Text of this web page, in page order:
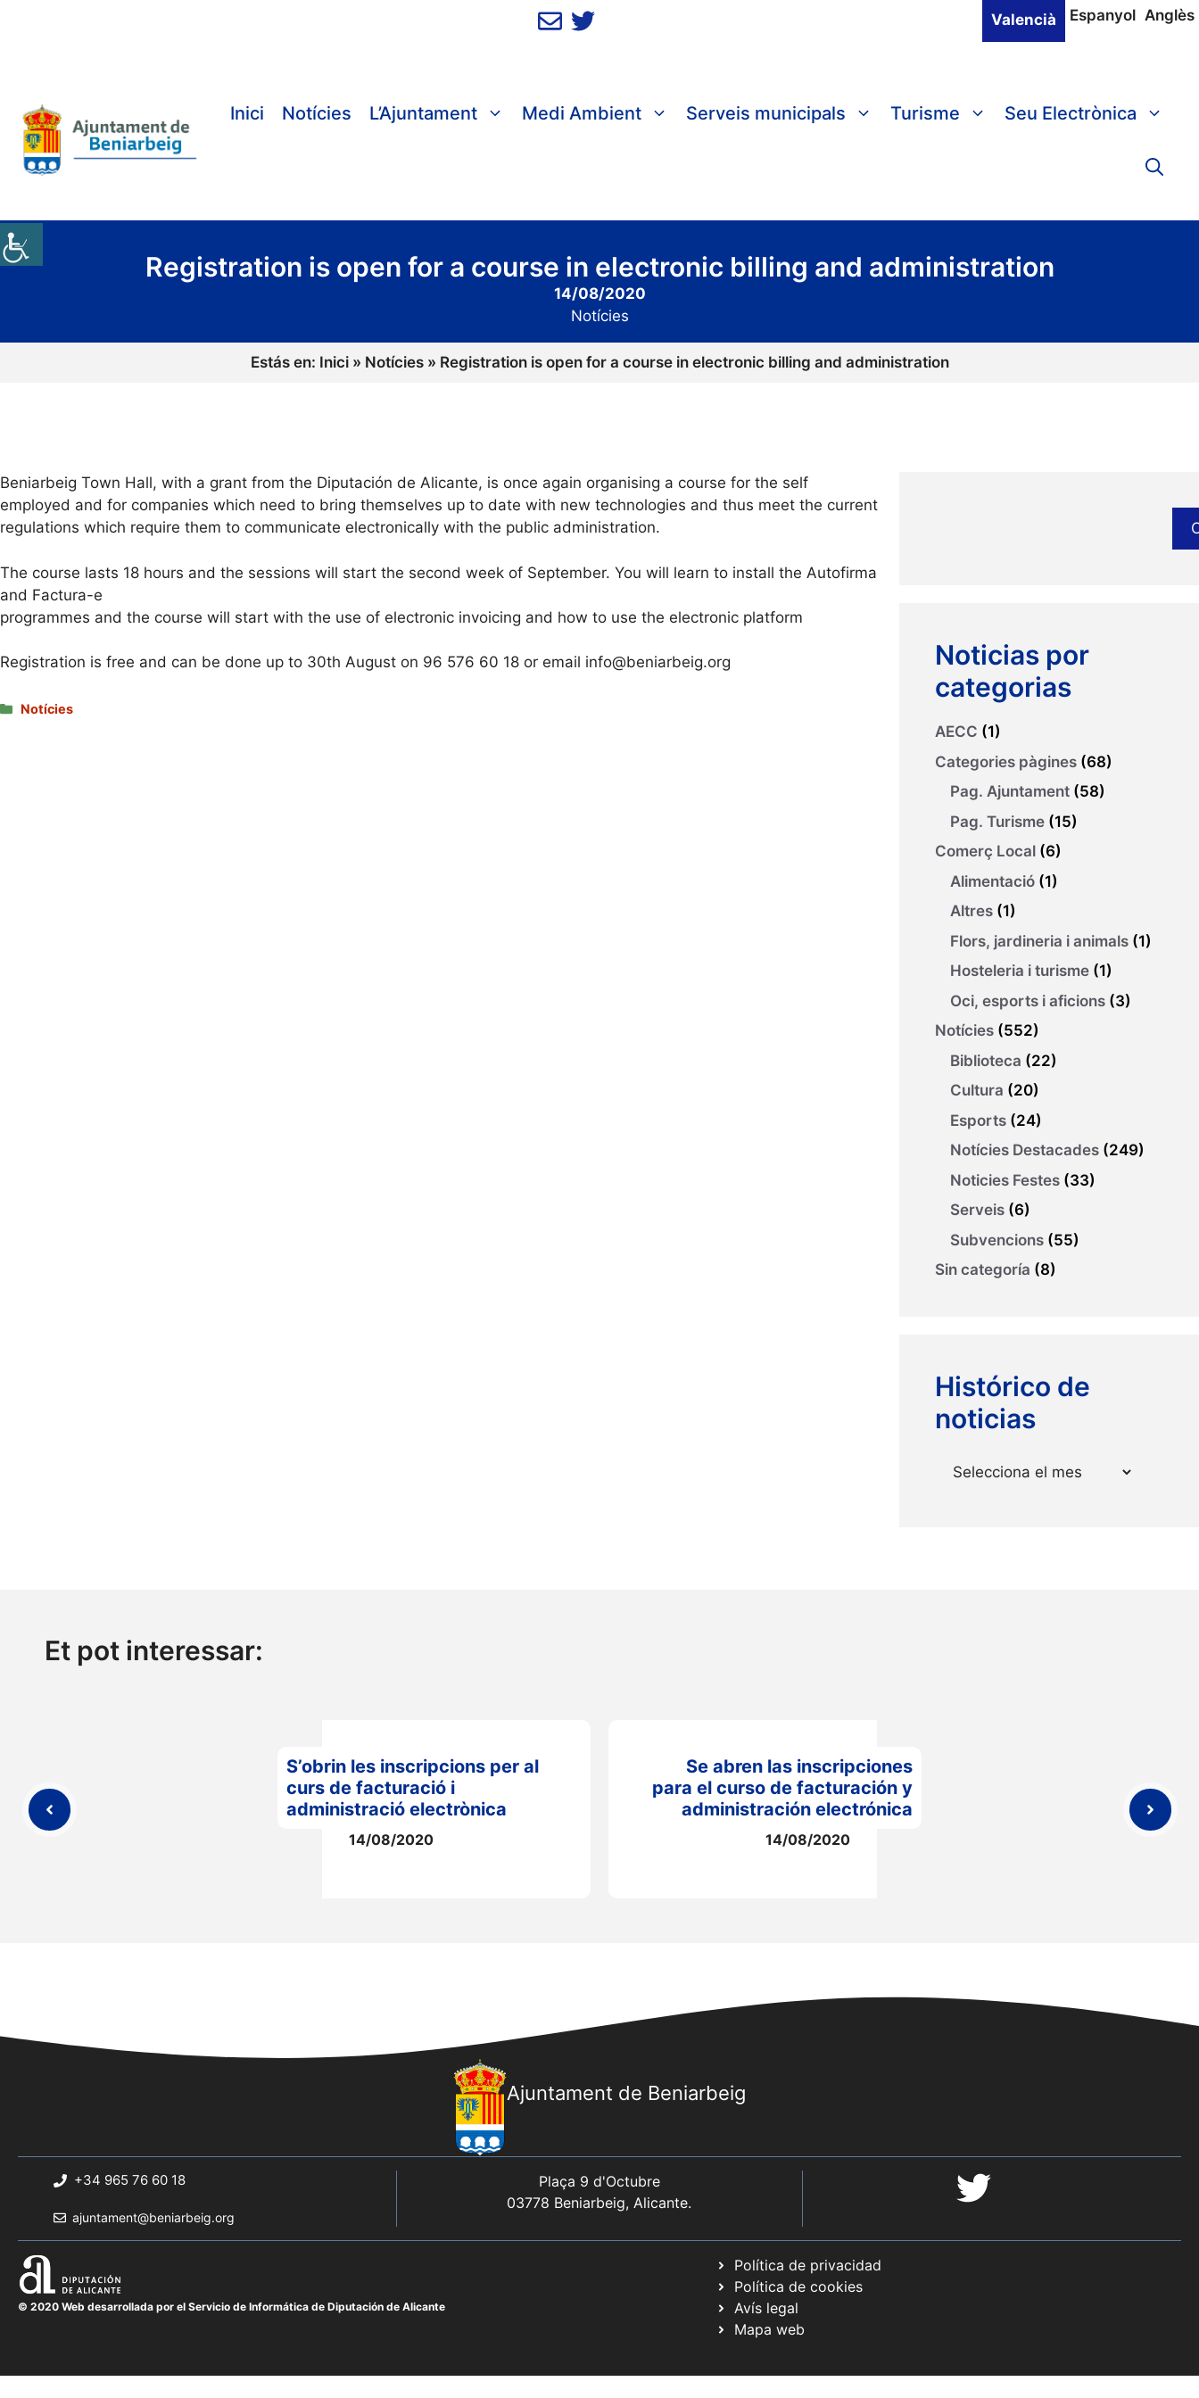
Valencià Espanyol Anglès
Inici Notícies L’Ajuntament Medi Ambient Serveis municipals Turisme Seu Electrònica
Registration is open for a course in electronic billing and administration
14/08/2020
Notícies
Estás en: Inici» Notícies» Registration is open for a course in electronic billing and administration
Beniarbeig Town Hall, with a grant from the Diputación de Alicante, is once again organising a course for the self
employed and for companies which need to bring themselves up to date with new technologies and thus meet the current
regulations which require them to communicate electronically with the public administration.
The course lasts 18 hours and the sessions will start the second week of September. You will learn to install the Autofirma
and Factura-e
programmes and the course will start with the use of electronic invoicing and how to use the electronic platform
Registration is free and can be done up to 30th August on 96 576 60 18 or email info@beniarbeig.org
Categories
Notícies
Noticias por
categorias
AECC (1)
Categories pàgines (68)
Pag. Ajuntament (58)
Pag. Turisme (15)
Comerç Local (6)
Alimentació (1)
Altres (1)
Flors, jardineria i animals (1)
Hosteleria i turisme (1)
Oci, esports i aficions (3)
Notícies (552)
Biblioteca (22)
Cultura (20)
Esports (24)
Notícies Destacades (249)
Noticies Festes (33)
Serveis (6)
Subvencions (55)
Sin categoría (8)
Histórico de
noticias
Arxius
Et pot interessar:
S’obrin les inscripcions per al
curs de facturació i
administració electrònica
14/08/2020
Se abren las inscripciones
para el curso de facturación y
administración electrónica
14/08/2020
Ajuntament de Beniarbeig
+34 965 76 60 18
ajuntament@beniarbeig.org
Plaça 9 d'Octubre
03778 Beniarbeig, Alicante.
© 2020 Web desarrollada por el Servicio de Informática de Diputación de Alicante
Política de privacidad
Política de cookies
Avís legal
Mapa web